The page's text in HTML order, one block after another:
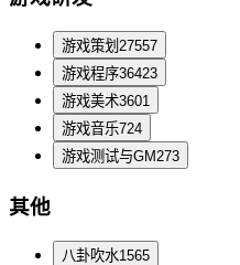
游戏策划 27557
游戏程序36423
游戏美术3601
游戏音乐724
游戏测试与GM273
其他
八卦吹水1565